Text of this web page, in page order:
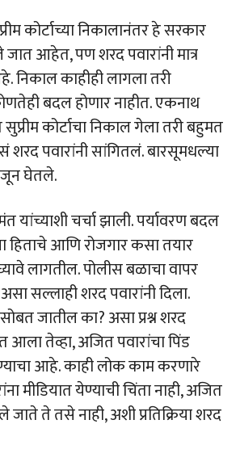
कोर्टाच्या निकालानंतर हे सरकार
आहेत, पण शरद पवारांनी मात्र
काहीही लागला तरी
बदल होणार नाहीत. एकनाथ
सुप्रीम कोर्टाचा निकाल गेला तरी बहुमत
पवारांनी सांगितलं. बारसूमधल्या
घेतले.
यांच्याशी चर्चा झाली. पर्यावरण बदल
हिताचे आणि रोजगार कसा तयार
लागतील. पोलीस बळाचा वापर
सल्लाही शरद पवारांनी दिला.
जातील का? असा प्रश्न शरद
आला तेव्हा, अजित पवारांचा पिंड
आहे. काही लोक काम करणारे
मीडियात येण्याची चिंता नाही, अजित
जाते ते तसे नाही, अशी प्रतिक्रिया शरद